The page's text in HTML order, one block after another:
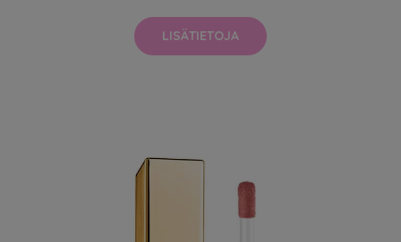
LISÄTIETOJA